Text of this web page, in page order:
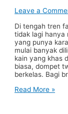
Leave a
Di tengah tren
tidak lagi hanya
yang punya
mulai banyak
kain yang khas
biasa, dompet
berkelas. Bagi
Dompet
Read More »